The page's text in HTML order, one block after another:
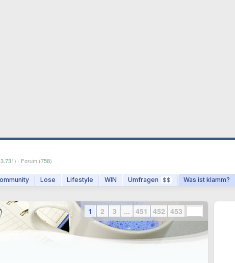
3.731) · Forum (758)
Lose Lifestyle WIN Umfragen $$ Was ist klamm?
1 2 3 ... 451 452 453